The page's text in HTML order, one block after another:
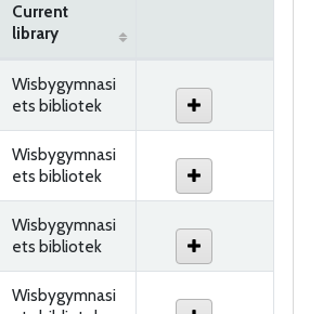
Current
library
Wisbygymnasi
ets bibliotek
Wisbygymnasi
ets bibliotek
Wisbygymnasi
ets bibliotek
Wisbygymnasi